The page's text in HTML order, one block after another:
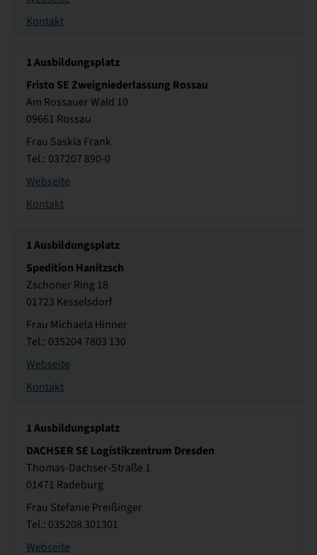
Kontakt
1Ausbildungsplatz
Fristo SE Zweigniederlassung Rossau
Am Rossauer Wald 10
09661 Rossau
Frau Saskia Frank
Tel.: 037207 890-0
Webseite
Kontakt
1Ausbildungsplatz
Spedition Hanitzsch
Zschoner Ring 18
01723 Kesselsdorf
Frau Michaela Hinner
Tel.: 035204 7803 130
Webseite
Kontakt
1Ausbildungsplatz
DACHSER SE Logistikzentrum Dresden
Thomas-Dachser-Straße 1
01471 Radeburg
Frau Stefanie Preißinger
Tel.: 035208 301301
Webseite